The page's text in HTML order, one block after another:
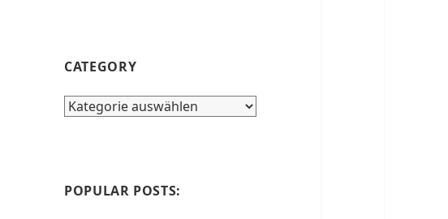
CATEGORY
category
POPULAR POSTS: